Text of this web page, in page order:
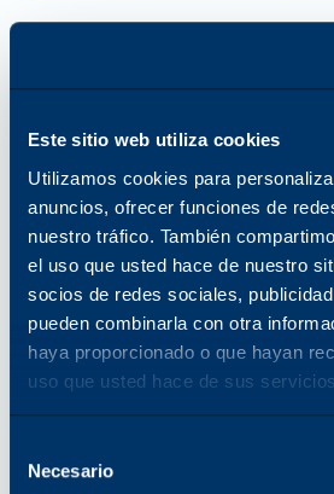
Este sitio web utiliza cookies
Utilizamos cookies para
anuncios, ofrecer funciones de
nuestro tráfico. También
el uso que usted hace de nuestro
socios de redes sociales,
pueden combinarla con otra
haya proporcionado o que hayan
uso que usted hace de sus
delNecesario
1200 × 1200 ppp
Capacidad de papel
(Std/Max)
520/5190
Tamaños y gramajes de